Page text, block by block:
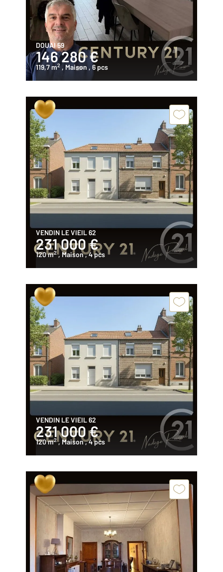
DOUAI 59
146 280 €
119,7 m2 , Maison , 6 pcs
VENDIN LE VIEIL 62
231 000 €
120 m2 , Maison, 4 pcs
VENDIN LE VIEIL 62
231 000 €
120 m2 , Maison, 4 pcs